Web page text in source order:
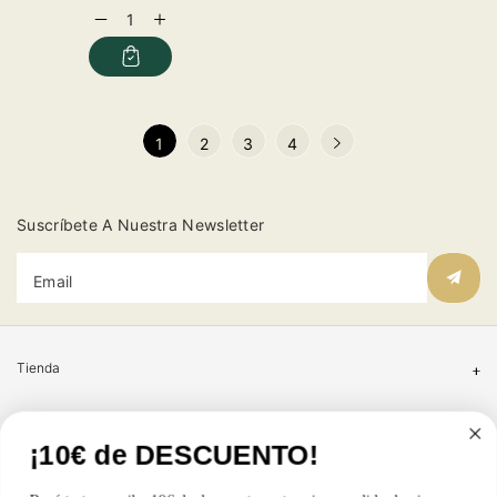
Decrease
quantity
Increase
quantity
for
1 2 3 4
Suscríbete A Nuestra Newsletter
Email
Tienda
¡10€ de DESCUENTO!